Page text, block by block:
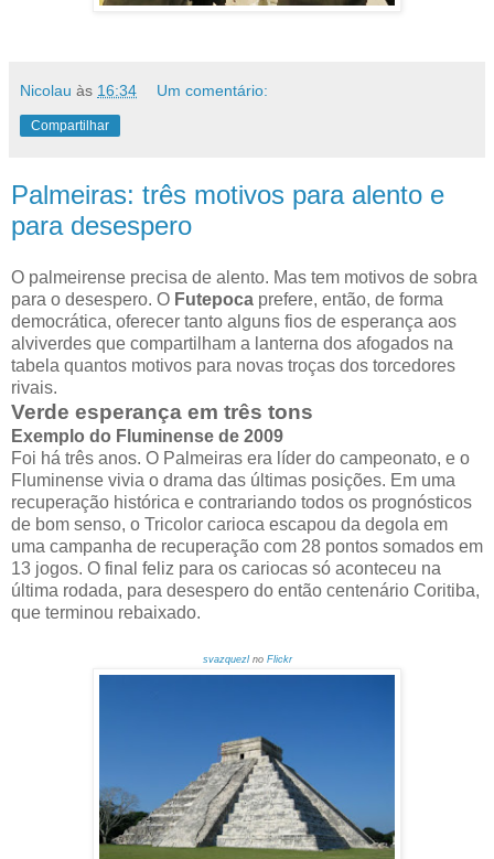
Nicolau às 16:34 Um comentário:
Compartilhar
Palmeiras: três motivos para alento e
para desespero
O palmeirense precisa de alento. Mas tem motivos de sobra
para o desespero. O Futepoca prefere, então, de forma
democrática, oferecer tanto alguns fios de esperança aos
alviverdes que compartilham a lanterna dos afogados na
tabela quantos motivos para novas troças dos torcedores
rivais.
Verde esperança em três tons
Exemplo do Fluminense de 2009
Foi há três anos. O Palmeiras era líder do campeonato, e o
Fluminense vivia o drama das últimas posições. Em uma
recuperação histórica e contrariando todos os prognósticos
de bom senso, o Tricolor carioca escapou da degola em
uma campanha de recuperação com 28 pontos somados em
13 jogos. O final feliz para os cariocas só aconteceu na
última rodada, para desespero do então centenário Coritiba,
que terminou rebaixado.
svazquezlno Flickr